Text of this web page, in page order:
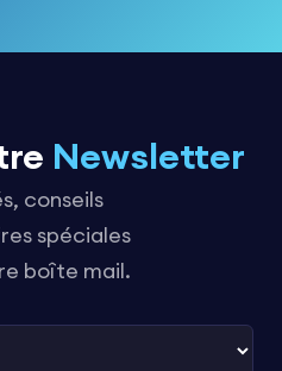
Newsletter
conseils
spéciales
boîte mail.